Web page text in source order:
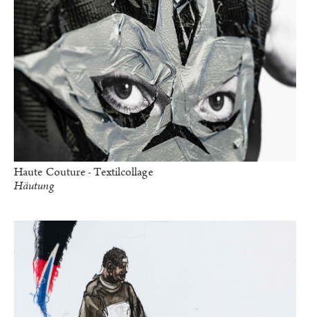
Haute Couture - Textilcollage
Häutung